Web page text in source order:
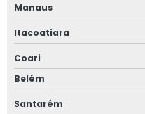
Manaus
Itacoatiara
Coari
Belém
Santarém